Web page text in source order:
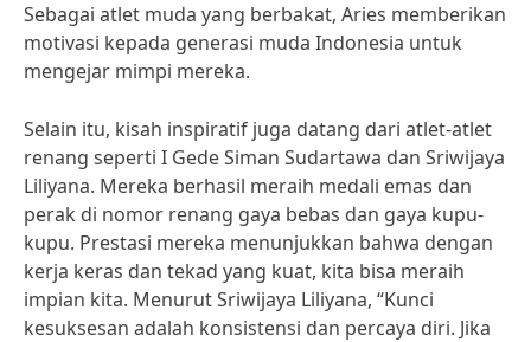
Sebagai atlet muda yang berbakat, Aries memberikan
motivasi kepada generasi muda Indonesia untuk
mengejar mimpi mereka.
Selain itu, kisah inspiratif juga datang dari atlet-atlet
renang seperti I Gede Siman Sudartawa dan Sriwijaya
Liliyana. Mereka berhasil meraih medali emas dan
perak di nomor renang gaya bebas dan gaya kupu-
kupu. Prestasi mereka menunjukkan bahwa dengan
kerja keras dan tekad yang kuat, kita bisa meraih
impian kita. Menurut Sriwijaya Liliyana, “Kunci
kesuksesan adalah konsistensi dan percaya diri. Jika